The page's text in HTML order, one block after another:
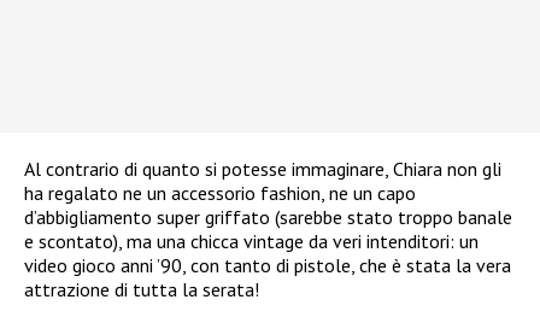
Al contrario di quanto si potesse immaginare, Chiara non gli
ha regalato ne un accessorio fashion, ne un capo
d’abbigliamento super griffato (sarebbe stato troppo banale
e scontato), ma una chicca vintage da veri intenditori: un
video gioco anni ’90, con tanto di pistole, che è stata la vera
attrazione di tutta la serata!